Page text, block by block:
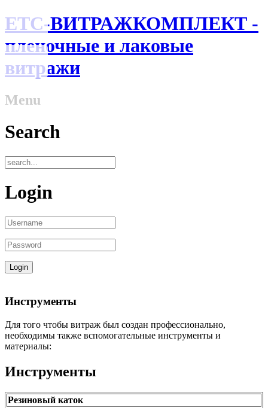
ЕТС-ВИТРАЖКОМПЛЕКТ -
пленочные и лаковые
витражи
Menu
Search
Login
Инструменты
Для того чтобы витраж был создан профессионально,
необходимы также вспомогательные инструменты и
материалы:
Инструменты
Резиновый каток